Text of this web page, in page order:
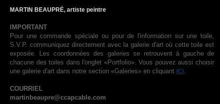
MARTIN BEAUPRÉ, artiste peintre
IMPORTANT
Pour une commande spéciale ou pour de l'information sur une toile,
S.V.P. communiquez directement avec la galerie d'art où cette toile est
exposée. Les coordonnées des galeries se retrouvent à gauche de
chacune des toiles dans l'onglet «Portfolio». Vous pouvez aussi choisir
une galerie d'art dans notre section «Galeries» en cliquant ICI .
COURRIEL
martinbeaupre@ccapcable.com